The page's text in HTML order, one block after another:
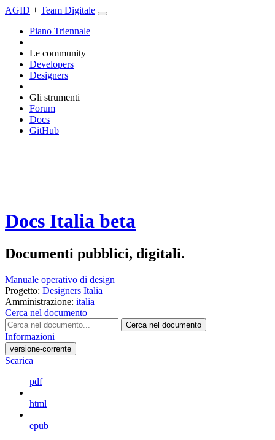
AGID + Team Digitale
Piano Triennale
Le community
Developers
Designers
Gli strumenti
Forum
Docs
GitHub
Docs Italia beta
Documenti pubblici, digitali.
Manuale operativo di design
Progetto: Designers Italia
Amministrazione: italia
Cerca nel documento
Cerca nel documento
Informazioni
versione-corrente
Scarica
pdf
html
epub